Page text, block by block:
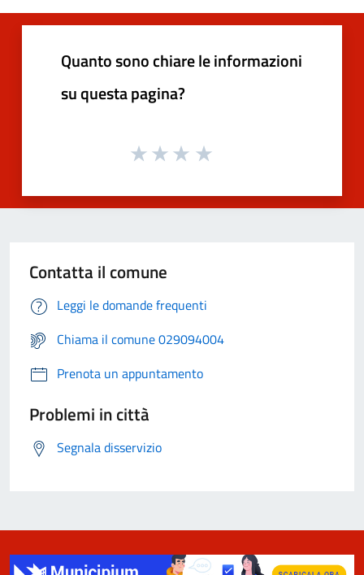
Quanto sono chiare le informazioni
su questa pagina?
Contatta il comune
Leggi le domande frequenti
Chiama il comune 029094004
Prenota un appuntamento
Problemi in città
Segnala disservizio